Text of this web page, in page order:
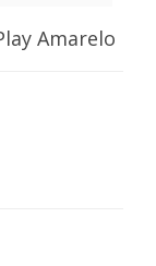
Amarelo